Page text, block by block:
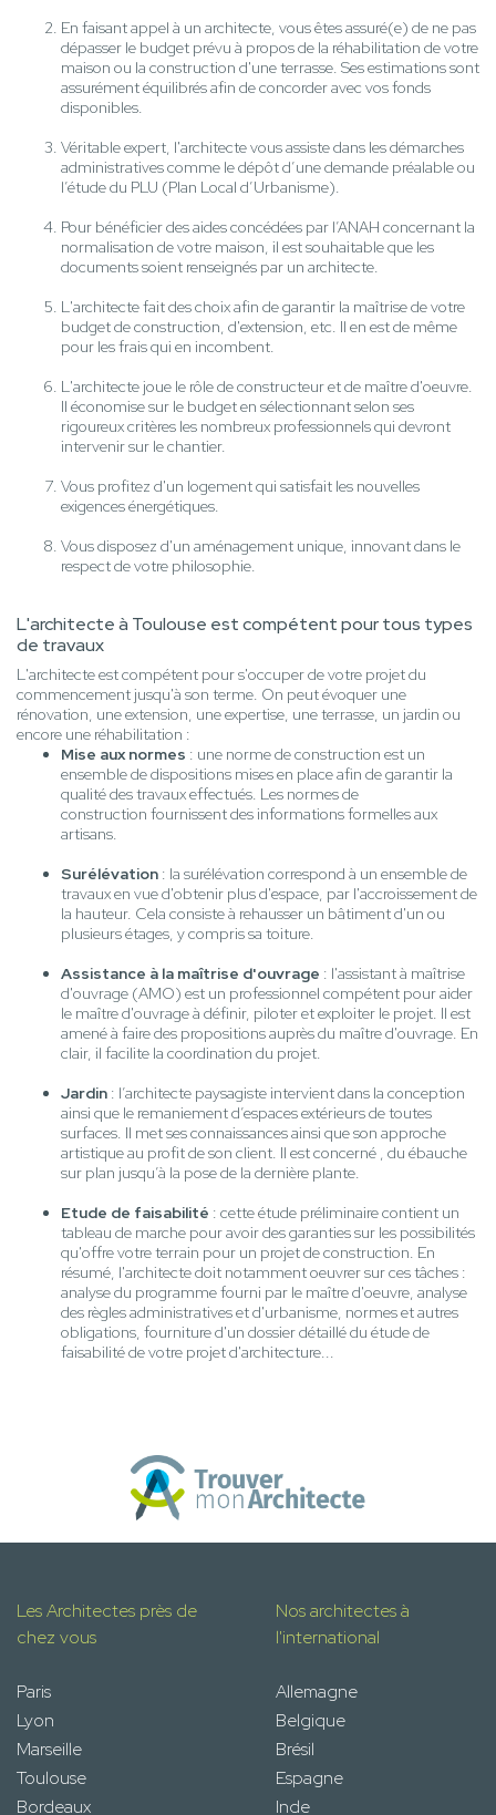
En faisant appel à un architecte, vous êtes assuré(e) de ne pas
dépasser le budget prévu à propos de la réhabilitation de votre
maison ou la construction d'une terrasse. Ses estimations sont
assurément équilibrés afin de concorder avec vos fonds
disponibles.
Véritable expert, l'architecte vous assiste dans les démarches
administratives comme le dépôt d’une demande préalable ou
l’étude du PLU (Plan Local d’Urbanisme).
Pour bénéficier des aides concédées par l’ANAH concernant la
normalisation de votre maison, il est souhaitable que les
documents soient renseignés par un architecte.
L'architecte fait des choix afin de garantir la maîtrise de votre
budget de construction, d'extension, etc. Il en est de même
pour les frais qui en incombent.
L'architecte joue le rôle de constructeur et de maître d'oeuvre.
Il économise sur le budget en sélectionnant selon ses
rigoureux critères les nombreux professionnels qui devront
intervenir sur le chantier.
Vous profitez d'un logement qui satisfait les nouvelles
exigences énergétiques.
Vous disposez d'un aménagement unique, innovant dans le
respect de votre philosophie.
L'architecte à Toulouse est compétent pour tous types
de travaux
L'architecte est compétent pour s'occuper de votre projet du
commencement jusqu'à son terme. On peut évoquer une
rénovation, une extension, une expertise, une terrasse, un jardin ou
encore une réhabilitation :
Mise aux normes : une norme de construction est un
ensemble de dispositions mises en place afin de garantir la
qualité des travaux effectués. Les normes de
construction fournissent des informations formelles aux
artisans.
Surélévation : la surélévation correspond à un ensemble de
travaux en vue d'obtenir plus d'espace, par l'accroissement de
la hauteur. Cela consiste à rehausser un bâtiment d'un ou
plusieurs étages, y compris sa toiture.
Assistance à la maîtrise d'ouvrage : l'assistant à maîtrise
d'ouvrage (AMO) est un professionnel compétent pour aider
le maître d'ouvrage à définir, piloter et exploiter le projet. Il est
amené à faire des propositions auprès du maître d'ouvrage. En
clair, il facilite la coordination du projet.
Jardin : l’architecte paysagiste intervient dans la conception
ainsi que le remaniement d’espaces extérieurs de toutes
surfaces. Il met ses connaissances ainsi que son approche
artistique au profit de son client. Il est concerné , du ébauche
sur plan jusqu’à la pose de la dernière plante.
Etude de faisabilité : cette étude préliminaire contient un
tableau de marche pour avoir des garanties sur les possibilités
qu'offre votre terrain pour un projet de construction. En
résumé, l'architecte doit notamment oeuvrer sur ces tâches :
analyse du programme fourni par le maître d'oeuvre, analyse
des règles administratives et d'urbanisme, normes et autres
obligations, fourniture d'un dossier détaillé du étude de
faisabilité de votre projet d'architecture...
Les Architectes près de
chez vous
Paris
Lyon
Marseille
Toulouse
Bordeaux
Nos architectes à
l'international
Allemagne
Belgique
Brésil
Espagne
Inde